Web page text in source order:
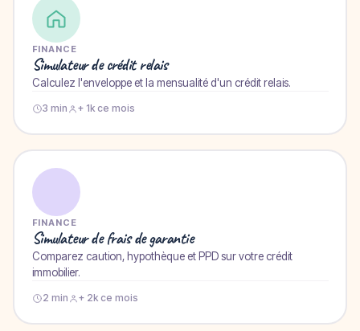
FINANCE
Simulateur de crédit relais
Calculez l'enveloppe et la mensualité d'un crédit relais.
3 min + 1k ce mois
FINANCE
Simulateur de frais de garantie
Comparez caution, hypothèque et PPD sur votre crédit
immobilier.
2 min + 2k ce mois